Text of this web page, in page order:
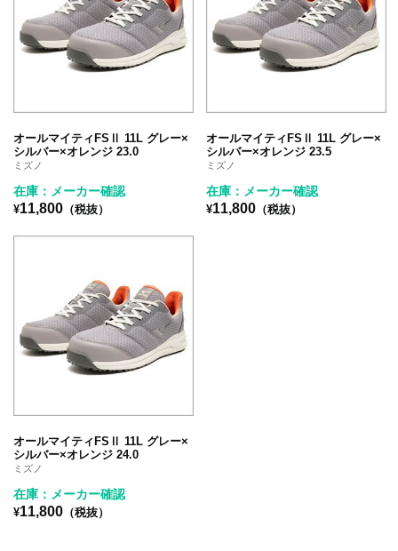
オールマイティFSⅡ 11L グレー×
シルバー×オレンジ 23.0
ミズノ
在庫：メーカー確認
¥11,800 （税抜）
オールマイティFSⅡ 11L グレー×
シルバー×オレンジ 23.5
ミズノ
在庫：メーカー確認
¥11,800 （税抜）
オールマイティFSⅡ 11L グレー×
シルバー×オレンジ 24.0
ミズノ
在庫：メーカー確認
¥11,800 （税抜）